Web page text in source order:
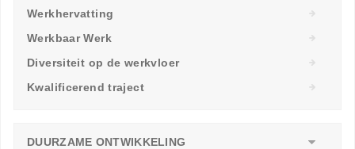
Werkhervatting
Werkbaar Werk
Diversiteit op de werkvloer
Kwalificerend traject
DUURZAME ONTWIKKELING